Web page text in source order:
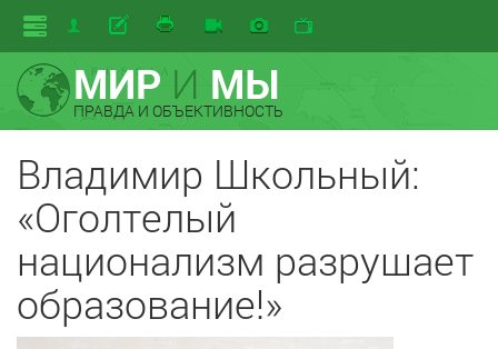
МИРИ МЫ
ПРАВДА И ОБЪЕКТИВНОСТЬ
Владимир Школьный:
«Оголтелый
национализм разрушает
образование!»